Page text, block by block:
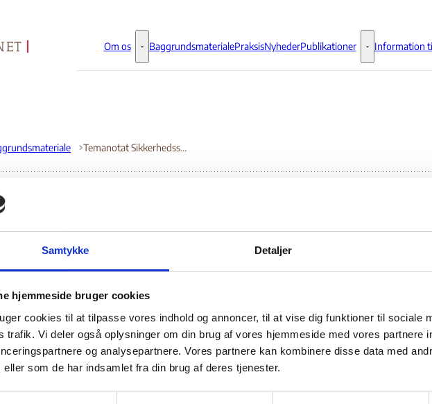
Samtykke Detaljer
hjemmeside bruger cookies
cookies til at tilpasse vores indhold og annoncer, til at vise dig funktioner til sociale
trafik. Vi deler også oplysninger om din brug af vores hjemmeside med vores partnere
og analysepartnere. Vores partnere kan kombinere disse data med
eller som de har indsamlet fra din brug af deres tjenester.
Om os Om os - Flere links
BaggrundsmaterialePraksisNyhederPublikationer Publikationer -
Information
Temanotat Sikkerhedssituationen i Sør-Sudan
Temanotat
Sikkerhedssituationen i
Sør-Sudan
27.02.2008 Bilag 156LandinfoSudan (I)
Indeholder oplysninger om den generellesikkerhedssituationi Syd-